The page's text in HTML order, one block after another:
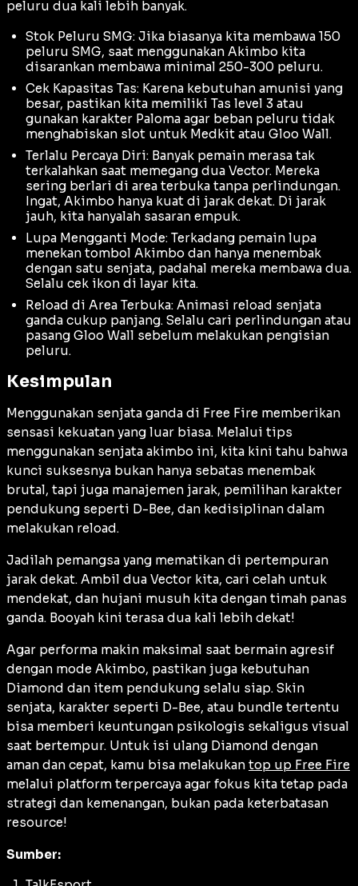
peluru dua kali lebih banyak.
Stok Peluru SMG: Jika biasanya kita membawa 150
peluru SMG, saat menggunakan Akimbo kita
disarankan membawa minimal 250-300 peluru.
Cek Kapasitas Tas: Karena kebutuhan amunisi yang
besar, pastikan kita memiliki Tas level 3 atau
gunakan karakter Paloma agar beban peluru tidak
menghabiskan slot untuk Medkit atau Gloo Wall.
Terlalu Percaya Diri: Banyak pemain merasa tak
terkalahkan saat memegang dua Vector. Mereka
sering berlari di area terbuka tanpa perlindungan.
Ingat, Akimbo hanya kuat di jarak dekat. Di jarak
jauh, kita hanyalah sasaran empuk.
Lupa Mengganti Mode: Terkadang pemain lupa
menekan tombol Akimbo dan hanya menembak
dengan satu senjata, padahal mereka membawa dua.
Selalu cek ikon di layar kita.
Reload di Area Terbuka: Animasi reload senjata
ganda cukup panjang. Selalu cari perlindungan atau
pasang Gloo Wall sebelum melakukan pengisian
peluru.
Kesimpulan
Menggunakan senjata ganda di Free Fire memberikan
sensasi kekuatan yang luar biasa. Melalui tips
menggunakan senjata akimbo ini, kita kini tahu bahwa
kunci suksesnya bukan hanya sebatas menembak
brutal, tapi juga manajemen jarak, pemilihan karakter
pendukung seperti D-Bee, dan kedisiplinan dalam
melakukan reload.
Jadilah pemangsa yang mematikan di pertempuran
jarak dekat. Ambil dua Vector kita, cari celah untuk
mendekat, dan hujani musuh kita dengan timah panas
ganda. Booyah kini terasa dua kali lebih dekat!
Agar performa makin maksimal saat bermain agresif
dengan mode Akimbo, pastikan juga kebutuhan
Diamond dan item pendukung selalu siap. Skin
senjata, karakter seperti D-Bee, atau bundle tertentu
bisa memberi keuntungan psikologis sekaligus visual
saat bertempur. Untuk isi ulang Diamond dengan
aman dan cepat, kamu bisa melakukan top up Free Fire
melalui platform terpercaya agar fokus kita tetap pada
strategi dan kemenangan, bukan pada keterbatasan
resource!
Sumber: